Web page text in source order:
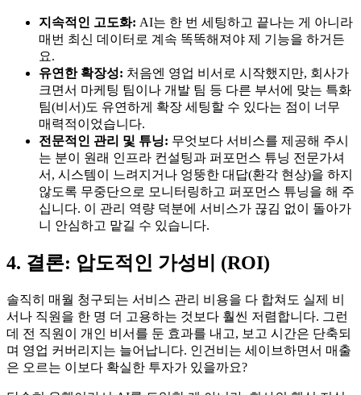
지속적인 고도화: AI는 한 번 세팅하고 끝나는 게 아니라
매번 최신 데이터로 계속 똑똑해져야 제 기능을 하거든
요.
유연한 확장성: 처음엔 영업 비서로 시작했지만, 회사가
크면서 마케팅 팀이나 개발 팀 등 다른 부서에 맞는 특화
팀(비서)도 유연하게 확장 세팅할 수 있다는 점이 너무
매력적이었습니다.
전문적인 관리 및 튜닝: 무엇보다 서비스를 제공해 주시
는 분이 원래 인프라 컨설팅과 퍼포먼스 튜닝 전문가셔
서, 시스템이 느려지거나 엉뚱한 대답(환각 현상)을 하지
않도록 무중단으로 모니터링하고 퍼포먼스 튜닝을 해 주
십니다. 이 관리 역량 덕분에 서비스가 끊김 없이 돌아가
니 안심하고 맡길 수 있습니다.
4. 결론: 압도적인 가성비 (ROI)
솔직히 매월 청구되는 서비스 관리 비용을 다 합쳐도 실제 비
서나 직원을 한 명 더 고용하는 것보다 훨씬 저렴합니다. 그런
데 전 직원이 개인 비서를 둔 효과를 내고, 보고 시간은 단축되
며 영업 커버리지는 늘어납니다. 인건비는 세이브하면서 매출
은 오르는 이보다 확실한 투자가 있을까요?